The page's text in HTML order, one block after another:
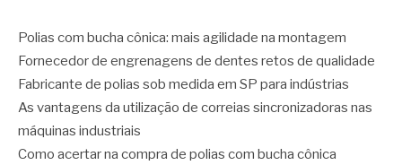
Polias com bucha cônica: mais agilidade na montagem
Fornecedor de engrenagens de dentes retos de qualidade
Fabricante de polias sob medida em SP para indústrias
As vantagens da utilização de correias sincronizadoras nas
máquinas industriais
Como acertar na compra de polias com bucha cônica